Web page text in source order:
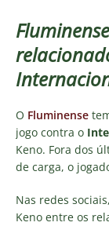
O Fluminense
jogo contra o
Keno. Fora dos
de carga, o
Nas redes
Keno entre os